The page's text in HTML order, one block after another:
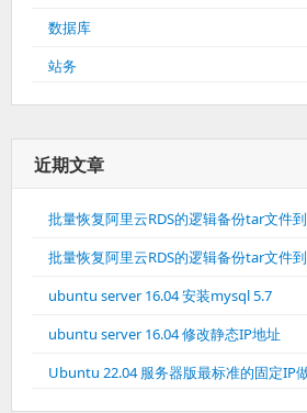
数据库
站务
近期文章
批量恢复阿里云RDS的逻辑备份tar文件
批量恢复阿里云RDS的逻辑备份tar文件
ubuntu server 16.04 安装mysql 5.7
ubuntu server 16.04 修改静态IP地址
Ubuntu 22.04 服务器版最标准的固定IP